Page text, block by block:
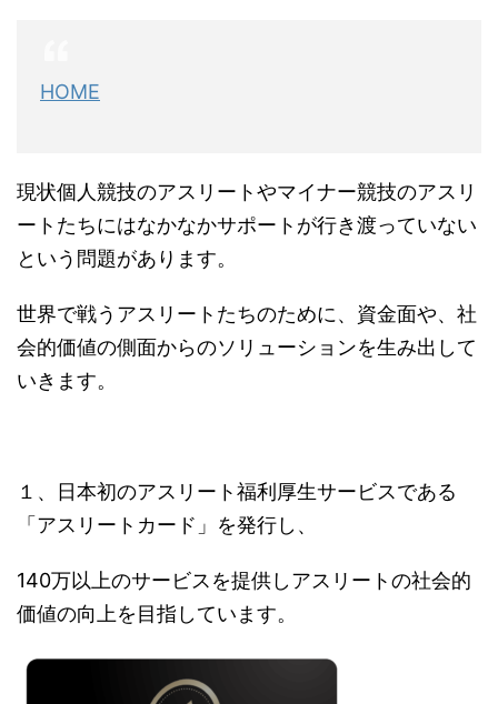
HOME
現状個人競技のアスリートやマイナー競技のアスリ
ートたちにはなかなかサポートが行き渡っていない
という問題があります。
世界で戦うアスリートたちのために、資金面や、社
会的価値の側面からのソリューションを生み出して
いきます。
１、日本初のアスリート福利厚生サービスである
「アスリートカード」を発行し、
140万以上のサービスを提供しアスリートの社会的
価値の向上を目指しています。